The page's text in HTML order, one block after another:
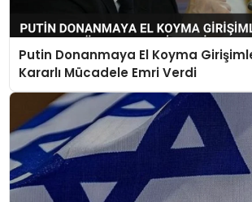
Putin Donanmaya El Koyma
Kararlı Mücadele Emri Verdi